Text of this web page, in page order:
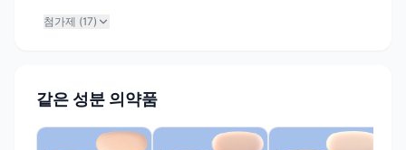
첨가제 (17)
같은 성분 의약품